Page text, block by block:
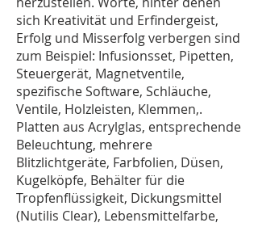
sich Kreativität und Erfindergeist,
Erfolg und Misserfolg verbergen sind
zum Beispiel: Infusionsset, Pipetten,
Steuergerät, Magnetventile,
spezifische Software, Schläuche,
Ventile, Holzleisten, Klemmen,.
Platten aus Acrylglas, entsprechende
Beleuchtung, mehrere
Blitzlichtgeräte, Farbfolien, Düsen,
Kugelköpfe, Behälter für die
Tropfenflüssigkeit, Dickungsmittel
(Nutilis Clear), Lebensmittelfarbe,